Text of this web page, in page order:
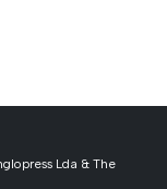
Lda & The